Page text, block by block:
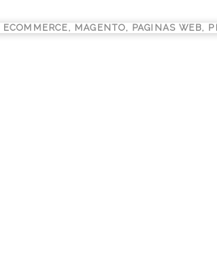
ECOMMERCE, MAGENTO, PAGINAS WEB,